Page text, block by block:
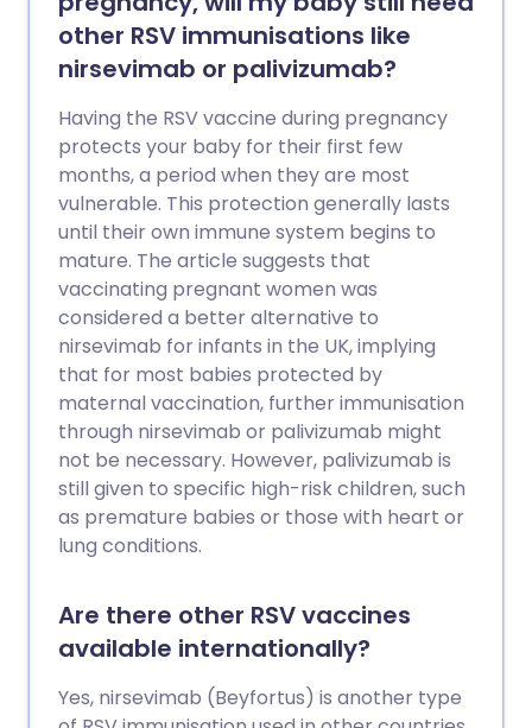
other RSV immunisations like
nirsevimab or palivizumab?
Having the RSV vaccine during pregnancy
protects your baby for their first few
months, a period when they are most
vulnerable. This protection generally lasts
until their own immune system begins to
mature. The article suggests that
vaccinating pregnant women was
considered a better alternative to
nirsevimab for infants in the UK, implying
that for most babies protected by
maternal vaccination, further immunisation
through nirsevimab or palivizumab might
not be necessary. However, palivizumab is
still given to specific high-risk children, such
as premature babies or those with heart or
lung conditions.
Are there other RSV vaccines
available internationally?
Yes, nirsevimab (Beyfortus) is another type